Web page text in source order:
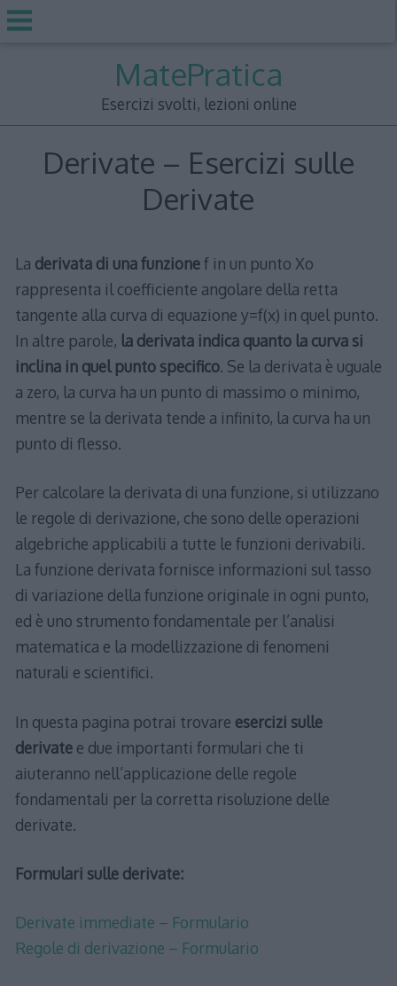
MatePratica
Esercizi svolti, lezioni online
Derivate – Esercizi sulle
Derivate
La derivata di una funzionef in un punto Xo
rappresenta il coefficiente angolare della retta
tangente alla curva di equazione y=f(x) in quel punto.
In altre parole, la derivata indica quanto la curva si
inclina in quel punto specifico. Se la derivata è uguale
a zero, la curva ha un punto di massimo o minimo,
mentre se la derivata tende a infinito, la curva ha un
punto di flesso.
Per calcolare la derivata di una funzione, si utilizzano
le regole di derivazione, che sono delle operazioni
algebriche applicabili a tutte le funzioni derivabili.
La funzione derivata fornisce informazioni sul tasso
di variazione della funzione originale in ogni punto,
ed è uno strumento fondamentale per l’analisi
matematica e la modellizzazione di fenomeni
naturali e scientifici.
In questa pagina potrai trovare esercizi sulle
derivatee due importanti formulari che ti
aiuteranno nell’applicazione delle regole
fondamentali per la corretta risoluzione delle
derivate.
Formulari sulle derivate:
Derivate immediate – Formulario
Regole di derivazione – Formulario